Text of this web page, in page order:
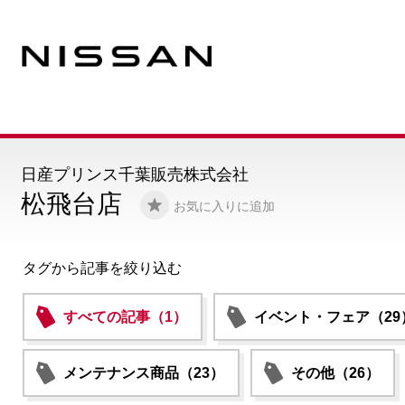
松飛台店 お気に入りに追加
日産プリンス千葉販売株式会社
タグから記事を絞り込む
すべての記事（1） イベント・フェア（29
メンテナンス商品（23） その他（26）